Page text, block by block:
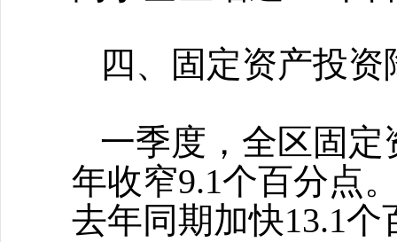
四、固定资产投
一季度，全区固
年收窄9.1个百分点
去年同期加快13.1个